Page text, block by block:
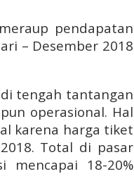
pendapatan
– Desember 2018
tengah tantangan
operasional. Hal
karena harga tiket
Total di pasar
mencapai 18-20%